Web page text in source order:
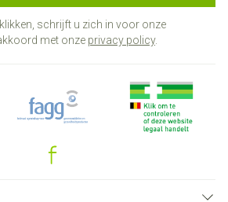
schrijft u zich in voor onze
met onze privacy policy.